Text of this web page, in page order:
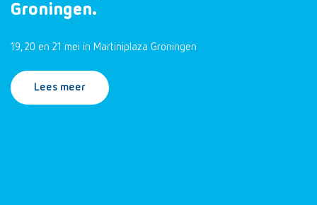
Groningen.
19, 20 en 21 mei in Martiniplaza Groningen
Lees meer